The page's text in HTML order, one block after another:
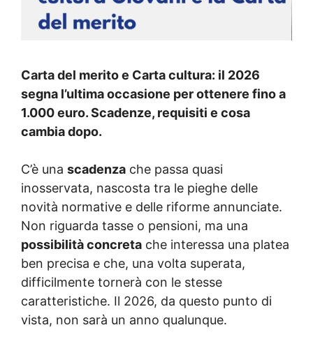
Carta del merito e Carta cultura: il 2026
segna l’ultima occasione per ottenere fino a
1.000 euro. Scadenze, requisiti e cosa
cambia dopo.
C’è una scadenza che passa quasi
inosservata, nascosta tra le pieghe delle
novità normative e delle riforme annunciate.
Non riguarda tasse o pensioni, ma una
possibilità concreta che interessa una platea
ben precisa e che, una volta superata,
difficilmente tornerà con le stesse
caratteristiche. Il 2026, da questo punto di
vista, non sarà un anno qualunque.